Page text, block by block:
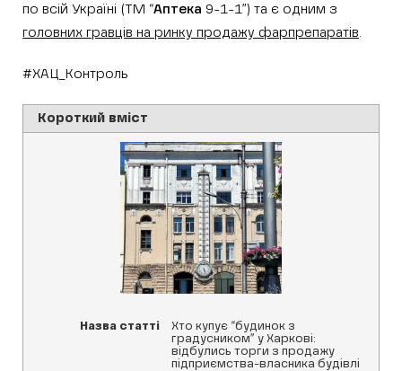
по всій Україні (ТМ “Аптека 9-1-1”) та є одним з
головних гравців на ринку продажу фарпрепаратів.
#ХАЦ_Контроль
Короткий вміст
Назва статті
Хто купує “будинок з
градусником” у Харкові:
відбулись торги з продажу
підприємства-власника будівлі